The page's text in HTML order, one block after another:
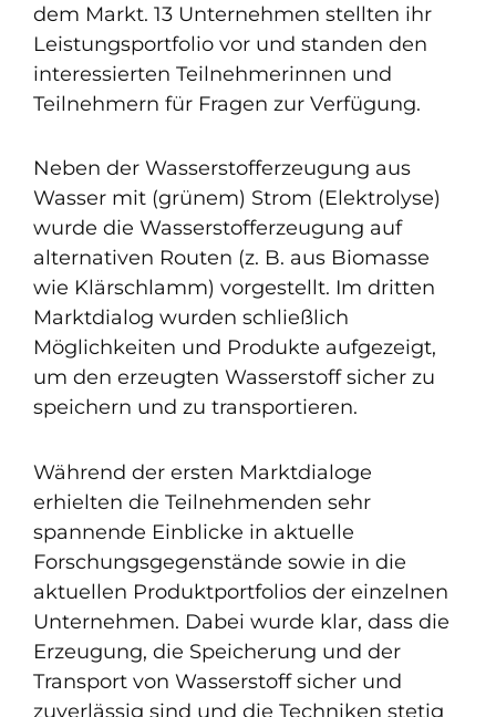
dem Markt. 13 Unternehmen stellten ihr
Leistungsportfolio vor und standen den
interessierten Teilnehmerinnen und
Teilnehmern für Fragen zur Verfügung.
Neben der Wasserstofferzeugung aus
Wasser mit (grünem) Strom (Elektrolyse)
wurde die Wasserstofferzeugung auf
alternativen Routen (z. B. aus Biomasse
wie Klärschlamm) vorgestellt. Im dritten
Marktdialog wurden schließlich
Möglichkeiten und Produkte aufgezeigt,
um den erzeugten Wasserstoff sicher zu
speichern und zu transportieren.
Während der ersten Marktdialoge
erhielten die Teilnehmenden sehr
spannende Einblicke in aktuelle
Forschungsgegenstände sowie in die
aktuellen Produktportfolios der einzelnen
Unternehmen. Dabei wurde klar, dass die
Erzeugung, die Speicherung und der
Transport von Wasserstoff sicher und
zuverlässig sind und die Techniken stetig